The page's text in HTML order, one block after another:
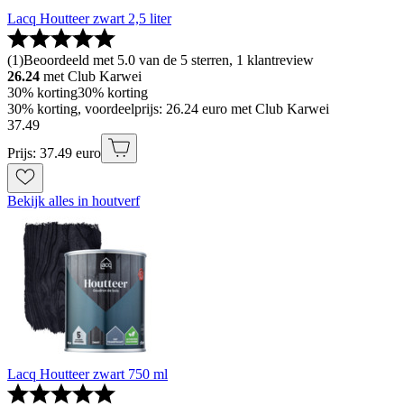
Lacq Houtteer zwart 2,5 liter
(1)Beoordeeld met 5.0 van de 5 sterren, 1 klantreview
26.24 met Club Karwei
30% korting30% korting
30% korting, voordeelprijs: 26.24 euro met Club Karwei
37.49
Prijs: 37.49 euro
Bekijk alles in houtverf
Lacq Houtteer zwart 750 ml